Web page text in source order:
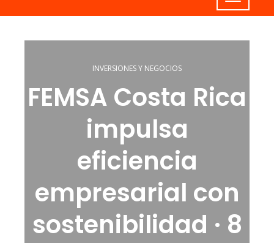
INVERSIONES Y NEGOCIOS
FEMSA Costa Rica
impulsa
eficiencia
empresarial con
sostenibilidad · 8